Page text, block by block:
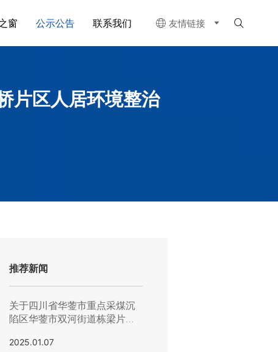
窗 公示公告 联系我们  友情链接 
片区人居环境整治
推荐新闻
关于四川省华蓥市重点采煤沉
陷区华蓥市双河街道栋梁片区
主体劳务竞价结果公示
2025.01.07